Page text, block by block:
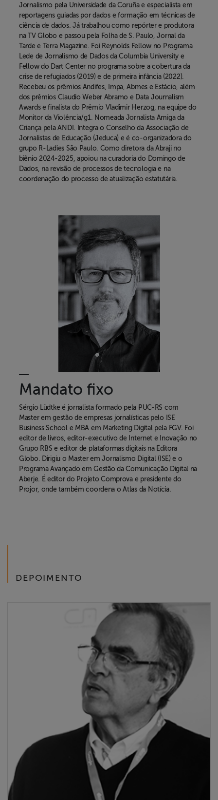
Jornalismo pela Universidade da Coruña e especialista em
reportagens guiadas por dados e formação em técnicas de
ciência de dados. Já trabalhou como repórter e produtora
na TV Globo e passou pela Folha de S. Paulo, Jornal da
Tarde e Terra Magazine. Foi Reynolds Fellow no Programa
Lede de Jornalismo de Dados da Columbia University e
Fellow do Dart Center no programa sobre a cobertura da
crise de refugiados (2019) e de primeira infância (2022).
Recebeu os prêmios Andifes, Impa, Abmes e Estácio, além
dos prêmios Claudio Weber Abramo e Data Journalism
Awards e finalista do Prêmio Vladimir Herzog, na equipe do
Monitor da Violência/g1. Nomeada Jornalista Amiga da
Criança pela ANDI. Integra o Conselho da Associação de
Jornalistas de Educação (Jeduca) e é co-organizadora do
grupo R-Ladies São Paulo. Como diretora da Abraji no
biênio 2024-2025, apoiou na curadoria do Domingo de
Dados, na revisão de processos de tecnologia e na
coordenação do processo de atualização estatutária.
Mandato fixo
Sérgio Lüdtke é jornalista formado pela PUC-RS com
Master em gestão de empresas jornalísticas pelo ISE
Business School e MBA em Marketing Digital pela FGV. Foi
editor de livros, editor-executivo de Internet e Inovação no
Grupo RBS e editor de plataformas digitais na Editora
Globo. Dirigiu o Master em Jornalismo Digital (ISE) e o
Programa Avançado em Gestão da Comunicação Digital na
Aberje. É editor do Projeto Comprova e presidente do
Projor, onde também coordena o Atlas da Notícia.
DEPOIMENTO